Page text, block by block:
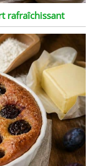
rafraîchissant